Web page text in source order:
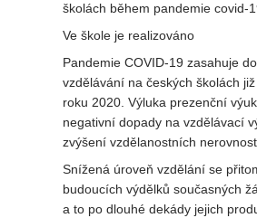
školách během pandemie covid-
Ve škole je realizováno
Pandemie COVID-19 zasahuje
vzdělávání na českých školách
roku 2020. Výluka prezenční
negativní dopady na vzdělávací
zvýšení vzdělanostních
Snížená úroveň vzdělání se
budoucích výdělků současných
a to po dlouhé dekády jejich